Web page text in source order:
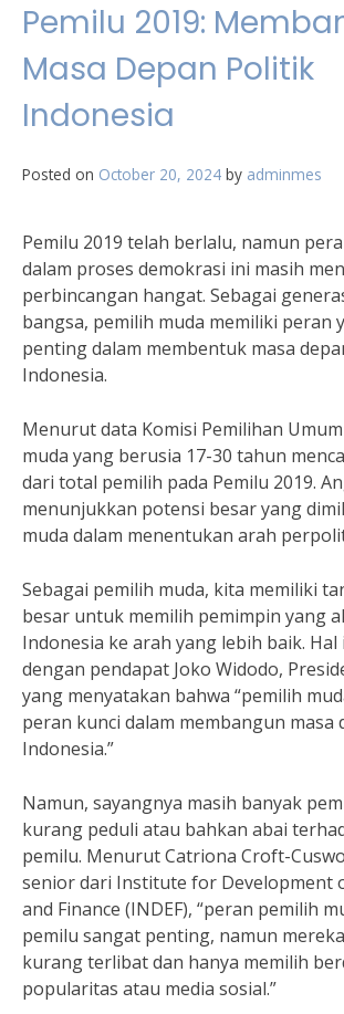
Pemilu 2019:
Masa Depan Politik
Indonesia
Posted on October 20, 2024 by adminmes
Pemilu 2019 telah berlalu, namun
dalam proses demokrasi ini masih
perbincangan hangat. Sebagai
bangsa, pemilih muda memiliki peran
penting dalam membentuk masa
Indonesia.
Menurut data Komisi Pemilihan
muda yang berusia 17-30 tahun
dari total pemilih pada Pemilu 2019.
menunjukkan potensi besar yang
muda dalam menentukan arah
Sebagai pemilih muda, kita memiliki
besar untuk memilih pemimpin yang
Indonesia ke arah yang lebih baik. Hal
dengan pendapat Joko Widodo,
yang menyatakan bahwa “pemilih
peran kunci dalam membangun masa
Indonesia.”
Namun, sayangnya masih banyak
kurang peduli atau bahkan abai
pemilu. Menurut Catriona Croft-
senior dari Institute for Development
and Finance (INDEF), “peran pemilih
pemilu sangat penting, namun
kurang terlibat dan hanya memilih
popularitas atau media sosial.”